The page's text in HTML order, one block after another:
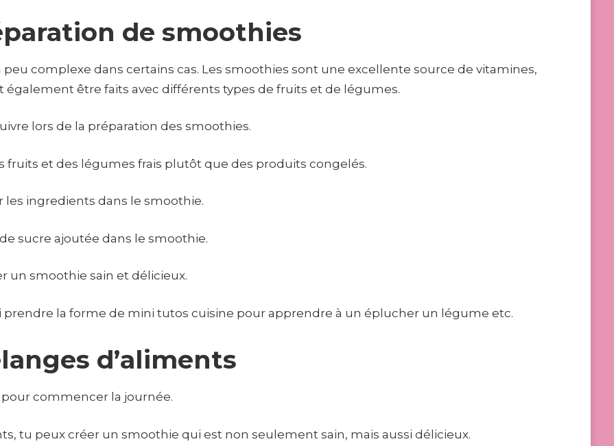
de smoothies
complexe dans certains cas. Les smoothies sont une excellente source de vitamines,
également être faits avec différents types de fruits et de légumes.
lors de la préparation des smoothies.
fruits et des légumes frais plutôt que des produits congelés.
ingredients dans le smoothie.
sucre ajoutée dans le smoothie.
un smoothie sain et délicieux.
prendre la forme de mini tutos cuisine pour apprendre à un éplucher un légume etc.
d’aliments
pour commencer la journée.
tu peux créer un smoothie qui est non seulement sain, mais aussi délicieux.